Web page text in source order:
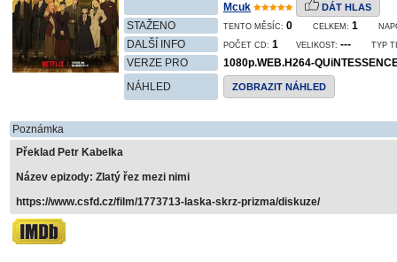
Mcuk DÁT HLAS
STAŽENO TENTO MĚSÍC: 0 CELKEM: 1
DALŠÍ INFO POČET CD: 1 VELIKOST: --- TYP
VERZE PRO
1080p.WEB.H264-
NÁHLED
ZOBRAZIT NÁHLED
Poznámka
Překlad Petr Kabelka
Název epizody: Zlatý řez mezi nimi
https://www.csfd.cz/film/1773713-laska-skrz-prizma/diskuze/